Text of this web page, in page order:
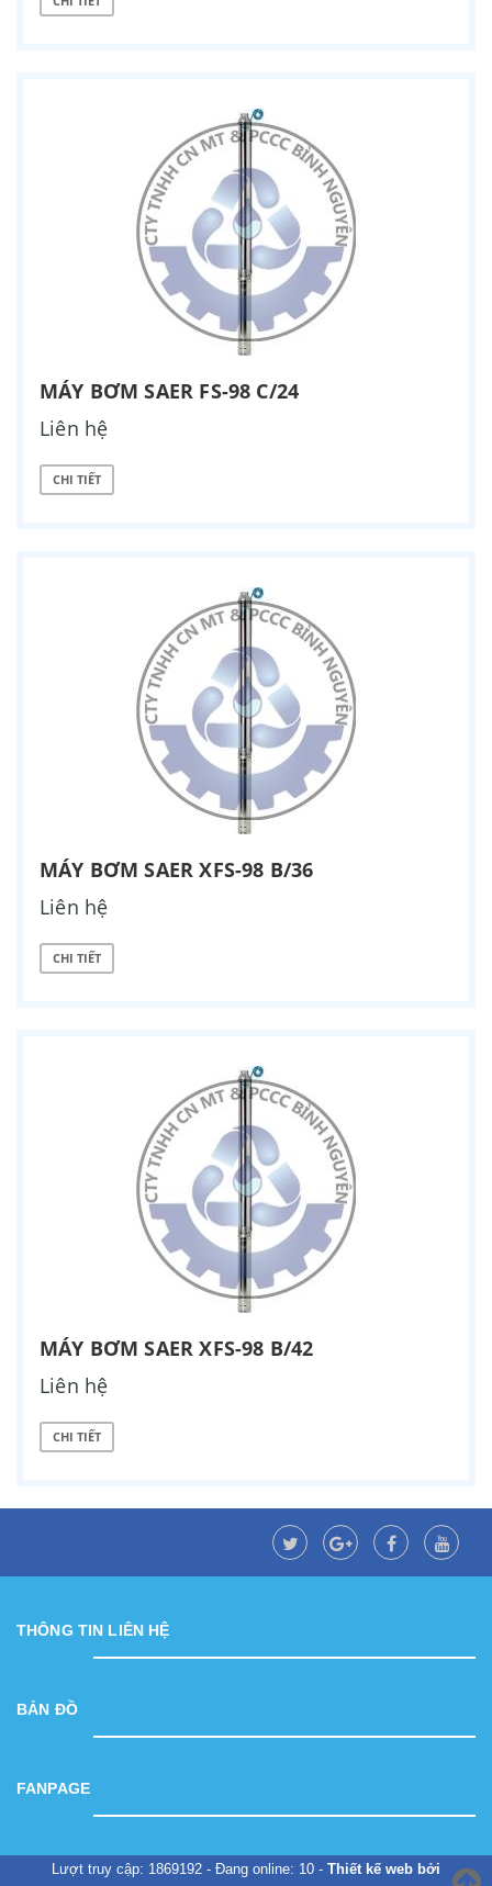
MÁY BƠM SAER FS-98 C/24
Liên hệ
CHI TIẾT
MÁY BƠM SAER XFS-98 B/36
Liên hệ
CHI TIẾT
MÁY BƠM SAER XFS-98 B/42
Liên hệ
CHI TIẾT
THÔNG TIN LIÊN HỆ
BẢN ĐỒ
FANPAGE
Lượt truy cập: 1869192 - Đang online: 10 - Thiết kế web bởi